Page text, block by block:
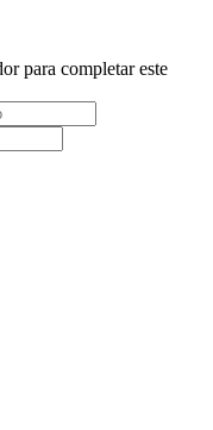
para completar este